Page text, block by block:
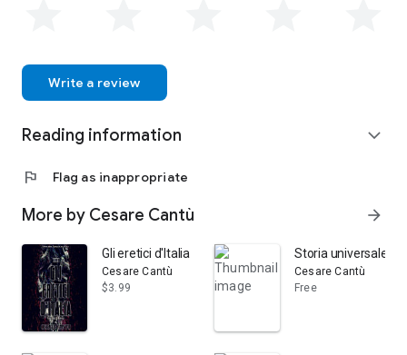
Write a review
Reading information expand_more
flag Flag as inappropriate
More by Cesare Cantù arrow_forward
Gli eretici d'Italia Volume 3 (of 3) (Italian Language)
Cesare Cantù
$3.99
Storia universale di
Cesare Cantù
Free